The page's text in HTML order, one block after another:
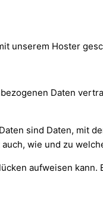
unserem Hoster
Daten
sind Daten, mit
wie und zu
aufweisen